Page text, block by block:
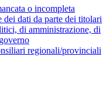
o incompleta
dei dati da parte dei titolari
di amministrazione, di
regionali/provinciali